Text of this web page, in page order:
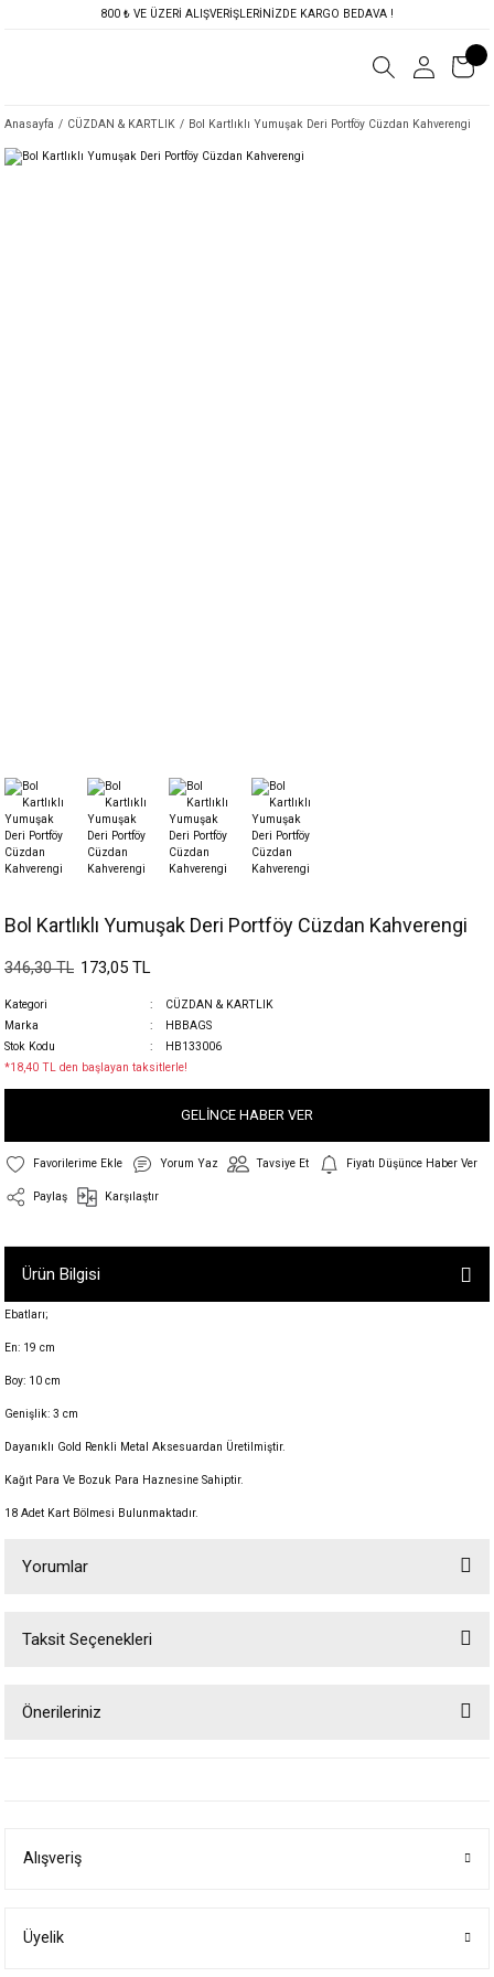
800 ₺ VE ÜZERİ ALIŞVERİŞLERİNİZDE KARGO BEDAVA !
Anasayfa CÜZDAN & KARTLIK Bol Kartlıklı Yumuşak Deri Portföy Cüzdan Kahverengi
Bol Kartlıklı Yumuşak Deri Portföy Cüzdan Kahverengi
346,30 TL 173,05 TL
Kategori
CÜZDAN & KARTLIK
Marka
HBBAGS
Stok Kodu
HB133006
*18,40 TL den başlayan taksitlerle!
GELİNCE HABER VER
Yorum Yaz Tavsiye Et Fiyatı Düşünce Haber Ver
Paylaş Karşılaştır
Ürün Bilgisi
Ebatları;
En: 19 cm
Boy: 10 cm
Genişlik: 3 cm
Dayanıklı Gold Renkli Metal Aksesuardan Üretilmiştir.
Kağıt Para Ve Bozuk Para Haznesine Sahiptir.
18 Adet Kart Bölmesi Bulunmaktadır.
Yorumlar
Taksit Seçenekleri
Önerileriniz
Ürün bilgilerinde hatalar bulunuyor.
Alışveriş
Üyelik